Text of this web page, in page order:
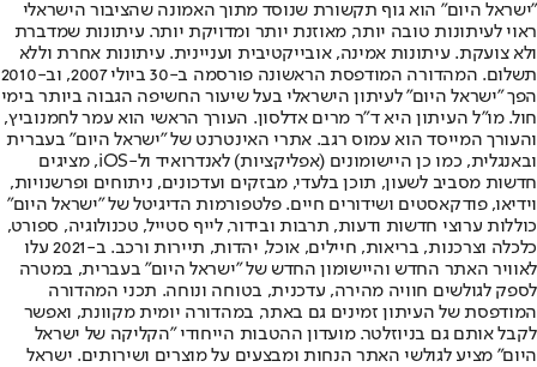
"ישראל היום" הוא גוף תקשורת שנוסד מתוך האמונה שהציבור הישראלי
ראוי לעיתונות טובה יותר, מאוזנת יותר ומדויקת יותר. עיתונות שמדברת
ולא צועקת. עיתונות אמינה, אובייקטיבית ועניינית. עיתונות אחרת וללא
תשלום. המהדורה המודפסת הראשונה פורסמה ב-30 ביולי 2007, וב-2010
הפך "ישראל היום" לעיתון הישראלי בעל שיעור החשיפה הגבוה ביותר בימי
חול. מו"ל העיתון היא ד"ר מרים אדלסון. העורך הראשי הוא עמר לחמנוביץ,
והעורך המייסד הוא עמוס רגב. אתרי האינטרנט של "ישראל היום" בעברית
ובאנגלית, כמו כן היישומונים (אפליקציות) לאנדרואיד ול-iOS, מציגים
חדשות מסביב לשעון, תוכן בלעדי, מבזקים ועדכונים, ניתוחים ופרשנויות,
וידיאו, פודקאסטים ושידורים חיים. פלטפורמות הדיגיטל של "ישראל היום"
כוללות ערוצי חדשות ודעות, תרבות ובידור, לייף סטייל, טכנולוגיה, ספורט,
כלכלה וצרכנות, בריאות, חיילים, אוכל, יהדות, תיירות ורכב. ב-2021 עלו
לאוויר האתר החדש והיישומון החדש של "ישראל היום" בעברית, במטרה
לספק לגולשים חוויה מהירה, עדכנית, בטוחה ונוחה. תכני המהדורה
המודפסת של העיתון זמינים גם באתר, במהדורה יומית מקוונת, ואפשר
לקבל אותם גם בניוזלטר. מועדון ההטבות הייחודי "הקליקה של ישראל
היום" מציע לגולשי האתר הנחות ומבצעים על מוצרים ושירותים. ישראל